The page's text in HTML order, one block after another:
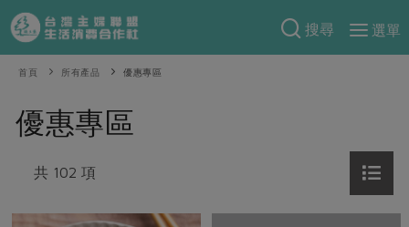
搜尋
選單
產品分類
當季蔬果
一籃菜
芽苗類
食譜料理
首頁 所有產品 優惠專區
優惠專區
共 102 項